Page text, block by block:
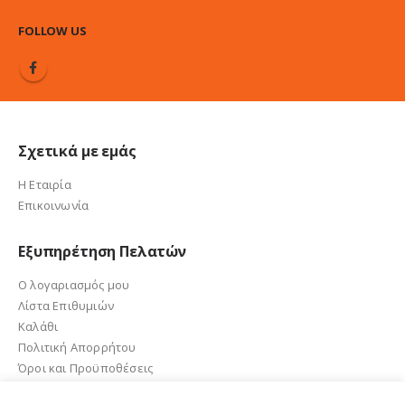
FOLLOW US
Σχετικά με εμάς
Η Εταιρία
Επικοινωνία
Εξυπηρέτηση Πελατών
Ο λογαριασμός μου
Λίστα Επιθυμιών
Καλάθι
Πολιτική Απορρήτου
Όροι και Προϋποθέσεις